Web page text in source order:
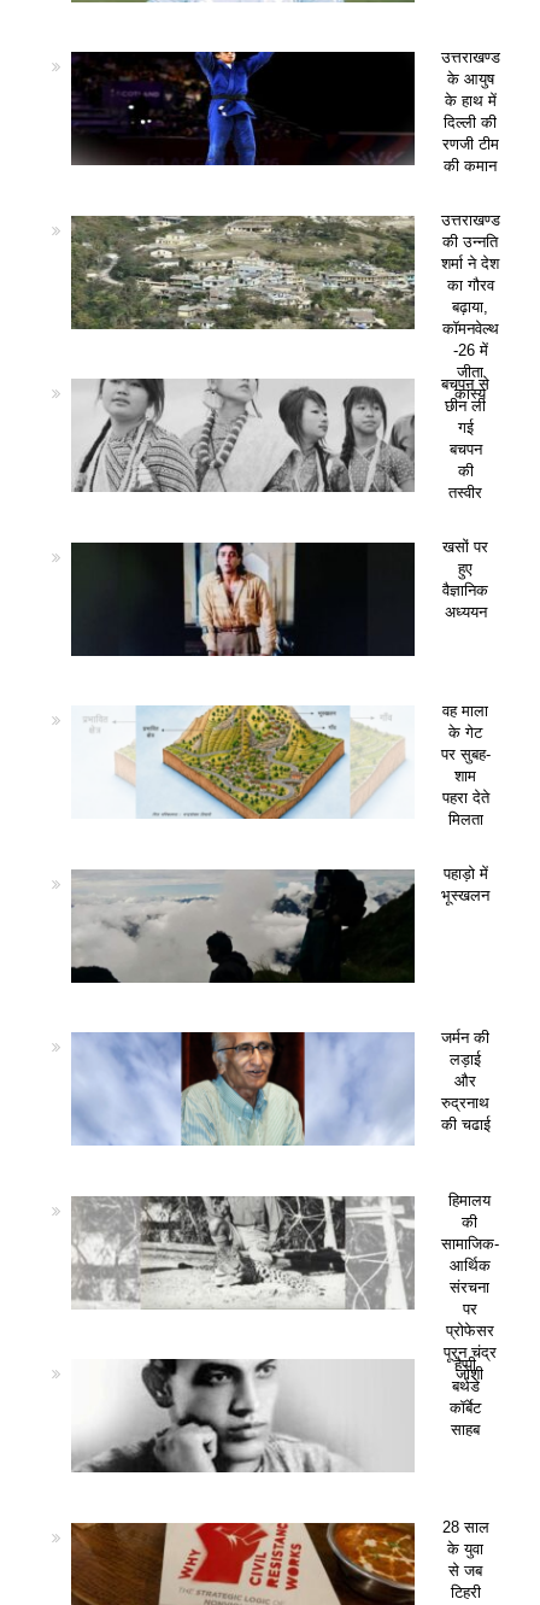
उत्तराखण्ड
के आयुष
के हाथ में
दिल्ली की
रणजी टीम
की कमान
उत्तराखण्ड
की उन्नति
शर्मा ने देश
का गौरव
बढ़ाया,
कॉमनवेल्थ
-26 में
जीता
कांस्य
बचपन से
छीन ली
गई
बचपन
की
तस्वीर
खसों पर
हुए
वैज्ञानिक
अध्ययन
वह माला
के गेट
पर सुबह-
शाम
पहरा देते
मिलता
पहाड़ो में
भूस्खलन
जर्मन की
लड़ाई
और
रुद्रनाथ
की चढाई
हिमालय
की
सामाजिक-
आर्थिक
संरचना
पर
प्रोफेसर
पूरन चंद्र
जोशी
हैप्पी
बर्थडे
कॉर्बेट
साहब
28 साल
के युवा
से जब
टिहरी